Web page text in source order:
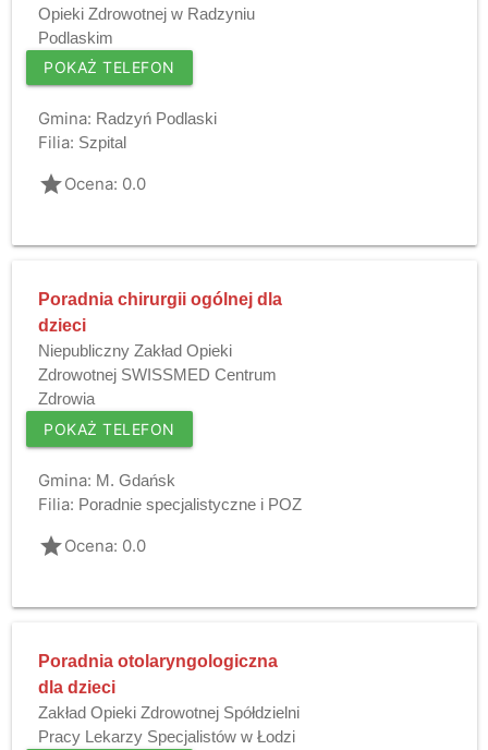
Opieki Zdrowotnej w Radzyniu
Podlaskim
POKAŻ TELEFON
Gmina: Radzyń Podlaski
Filia: Szpital
gradeOcena: 0.0
Poradnia chirurgii ogólnej dla
dzieci
Niepubliczny Zakład Opieki
Zdrowotnej SWISSMED Centrum
Zdrowia
POKAŻ TELEFON
Gmina: M. Gdańsk
Filia: Poradnie specjalistyczne i POZ
gradeOcena: 0.0
Poradnia otolaryngologiczna
dla dzieci
Zakład Opieki Zdrowotnej Spółdzielni
Pracy Lekarzy Specjalistów w Łodzi